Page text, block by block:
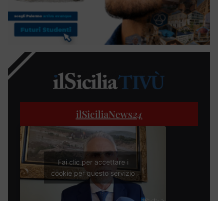
ilSiciliaNews24
Fai clic per accettare i
cookie per questo servizio